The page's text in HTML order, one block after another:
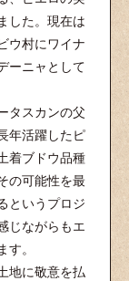
した。現在は
ウ村にワイナ
ーニャとして
タスカンの父
年活躍したピ
着ブドウ品種
の可能性を最
というプロジ
じながらもエ
。
地に敬意を払